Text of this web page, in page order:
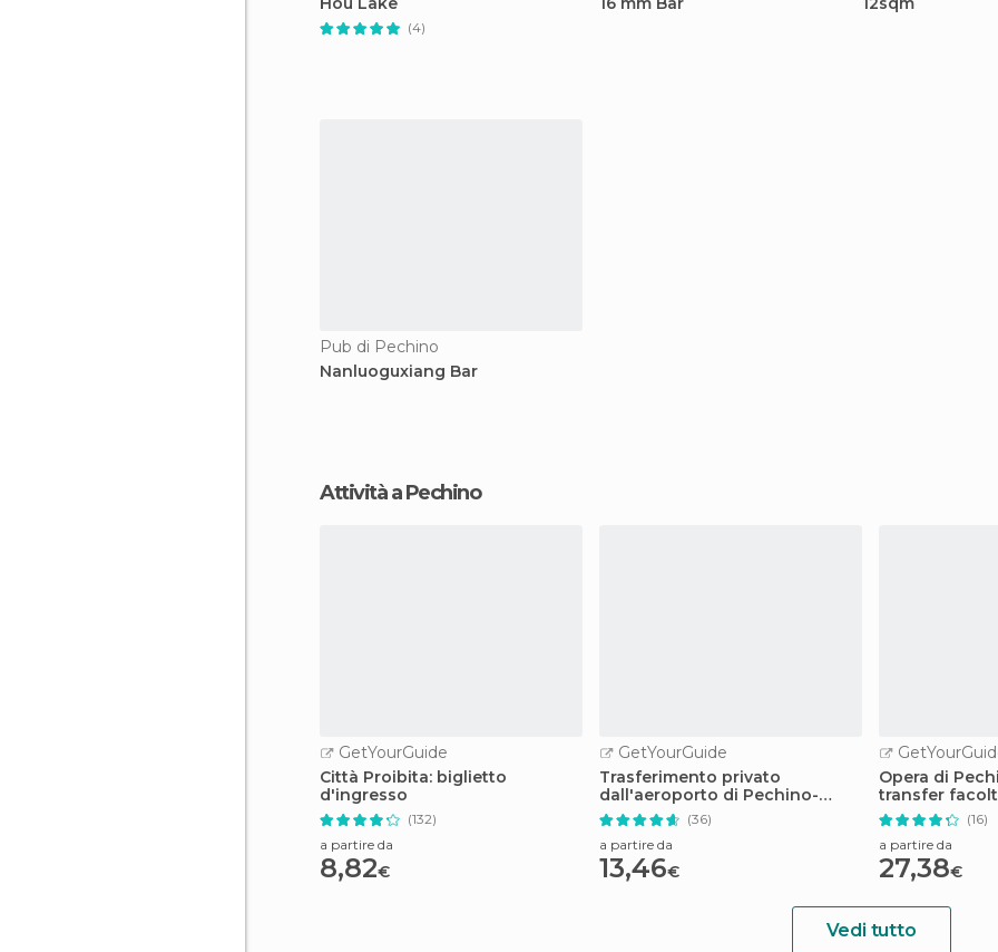
(4)
Pub di Pechino
Nanluoguxiang Bar
Attività a Pechino
GetYourGuide
Città Proibita: biglietto
d'ingresso
(132)
a partire da
8,82€
GetYourGuide
Trasferimento privato
dall'aeroporto di Pechino-
Capitale
(36)
a partire da
13,46€
Opera di
transfer
(16)
a partire da
27,38€
Vedi tutto